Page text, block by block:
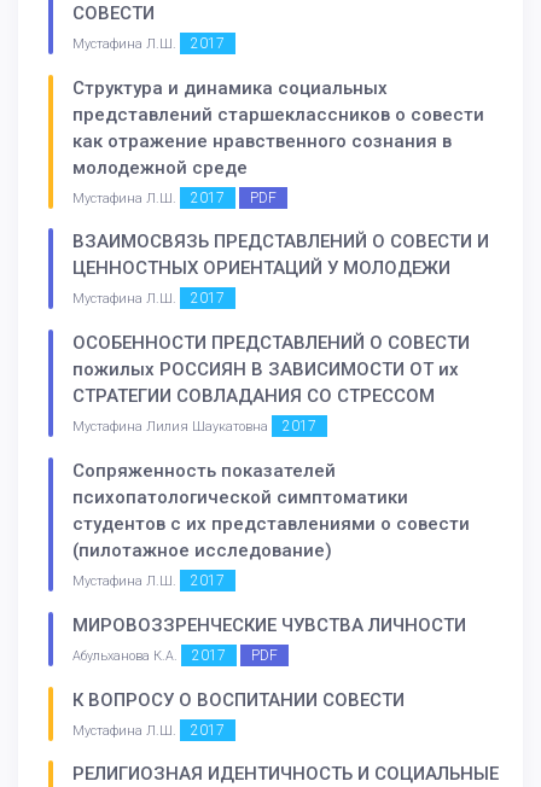
СОВЕСТИ
Мустафина Л.Ш. 2017
Структура и динамика социальных
представлений старшеклассников о совести
как отражение нравственного сознания в
молодежной среде
Мустафина Л.Ш. 2017 PDF
ВЗАИМОСВЯЗЬ ПРЕДСТАВЛЕНИЙ О СОВЕСТИ И
ЦЕННОСТНЫХ ОРИЕНТАЦИЙ У МОЛОДЕЖИ
Мустафина Л.Ш. 2017
ОСОБЕННОСТИ ПРЕДСТАВЛЕНИЙ О СОВЕСТИ
пожилых РОССИЯН В ЗАВИСИМОСТИ ОТ их
СТРАТЕГИИ СОВЛАДАНИЯ СО СТРЕССОМ
Мустафина Лилия Шаукатовна 2017
Сопряженность показателей
психопатологической симптоматики
студентов с их представлениями о совести
(пилотажное исследование)
Мустафина Л.Ш. 2017
МИРОВОЗЗРЕНЧЕСКИЕ ЧУВСТВА ЛИЧНОСТИ
Абульханова К.А. 2017 PDF
К ВОПРОСУ О ВОСПИТАНИИ СОВЕСТИ
Мустафина Л.Ш. 2017
РЕЛИГИОЗНАЯ ИДЕНТИЧНОСТЬ И СОЦИАЛЬНЫЕ